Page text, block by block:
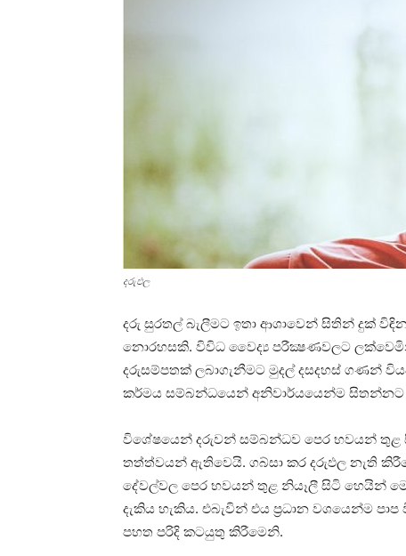
දරුඵල
දරු සුරතල් බැලීමට ඉතා ආශාවෙන් සිතින් දුක්‌
නොරහසකි. විවිධ වෛද්‍ය පරීක්‍ෂණවලට
දරුසම්පතක්‌ ලබාගැනීමට මුදල් දසදහස්‌ ගණන්
කර්මය සම්බන්ධයෙන් අනිවාර්යයෙන්ම සිතන්නට
විශේෂයෙන් දරුවන් සම්බන්ධව පෙර භවයන් තුළ
තත්ත්වයන් ඇතිවෙයි. ගබ්සා කර දරුඵල නැති
දේවල්වල පෙර භවයන් තුළ නියෑලී සිටි හෙයින්
දැකිය හැකිය. එබැවින් එය ප්‍රධාන වශයෙන්ම
පහත පරිදි කටයුතු කිරීමෙනි.